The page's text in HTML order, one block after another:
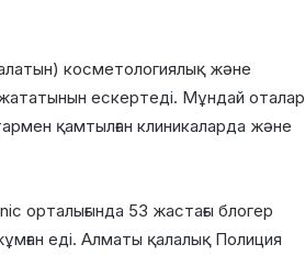
косметологиялық және
ескертеді. Мұндай оталар
қамтылған клиникаларда және
орталығында 53 жастағы блогер
еді. Алматы қалалық Полиция